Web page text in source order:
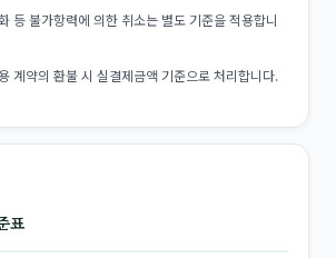
등 불가항력에 의한 취소는 별도 기준을 적용합니
계약의 환불 시 실결제금액 기준으로 처리합니다.
표